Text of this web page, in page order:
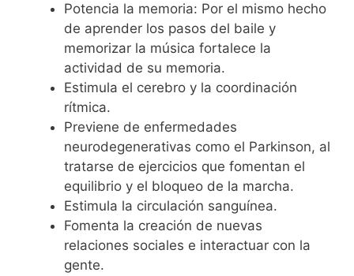
Potencia la memoria: Por el mismo hecho
de aprender los pasos del baile y
memorizar la música fortalece la
actividad de su memoria.
Estimula el cerebro y la coordinación
rítmica.
Previene de enfermedades
neurodegenerativas como el Parkinson, al
tratarse de ejercicios que fomentan el
equilibrio y el bloqueo de la marcha.
Estimula la circulación sanguínea.
Fomenta la creación de nuevas
relaciones sociales e interactuar con la
gente.